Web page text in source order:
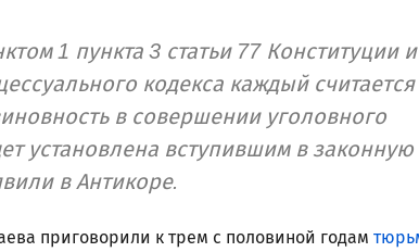
1 пункта 3 статьи 77 Конституции
кодекса каждый считается
в совершении уголовного
установлена вступившим в законную
в Антикоре.
приговорили к трем с половиной годам